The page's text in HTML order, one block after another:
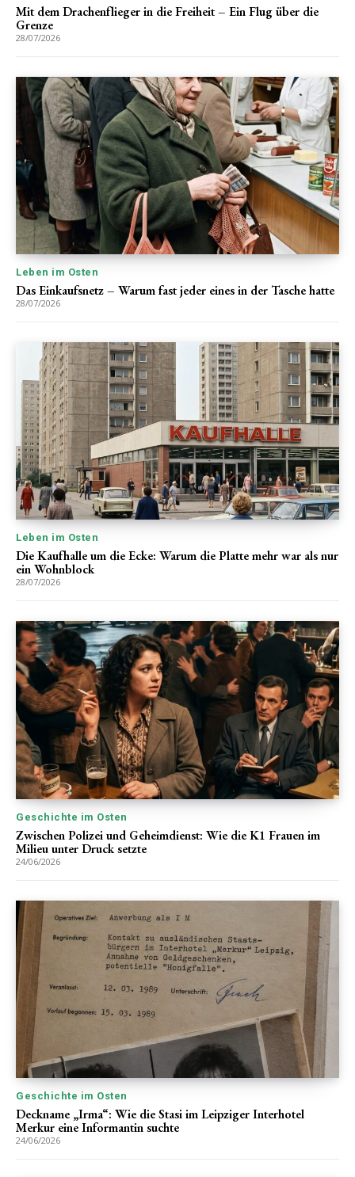
Mit dem Drachenflieger in die Freiheit – Ein Flug über die
Grenze
28/07/2026
Leben im Osten
Das Einkaufsnetz – Warum fast jeder eines in der Tasche hatte
28/07/2026
Leben im Osten
Die Kaufhalle um die Ecke: Warum die Platte mehr war als nur
ein Wohnblock
28/07/2026
Geschichte im Osten
Zwischen Polizei und Geheimdienst: Wie die K1 Frauen im
Milieu unter Druck setzte
24/06/2026
Geschichte im Osten
Deckname „Irma“: Wie die Stasi im Leipziger Interhotel
Merkur eine Informantin suchte
24/06/2026